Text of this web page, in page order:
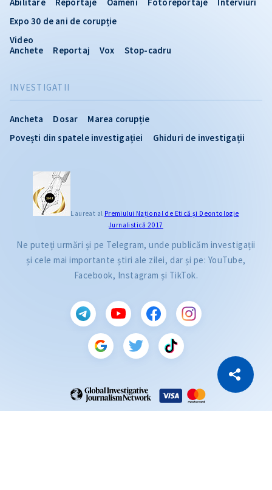
Copiază Link
INVESTIGATII
Ancheta Dosar
Marea corupție
Povești din spatele investigației
Ghiduri de investigații
Expo 30 de ani de corupție
Video
Anchete
Reportaj Vox Stop-cadru
Laureat al Premiului Naţional de Etică și Deontologie
Jurnalistică 2017
Ne puteți urmări și pe Telegram, unde publicăm investigații
și cele mai importante știri ale zilei, dar și pe: YouTube,
Facebook, Instagram și TikTok.